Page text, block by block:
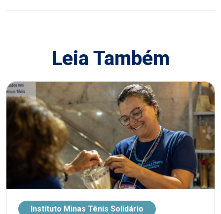
Leia Também
Instituto Minas Tênis Solidário